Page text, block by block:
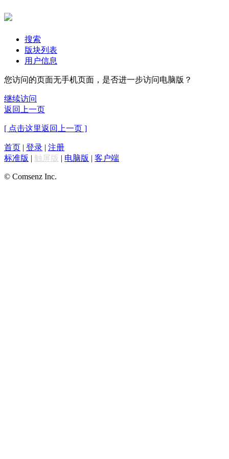
搜索
版块列表
用户信息
您访问的页面无手机页面，是否进一步访问电脑版？
继续访问
返回上一页
[ 点击这里返回上一页 ]
首页 | 登录 | 注册
标准版 | 触屏版 | 电脑版 | 客户端
© Comsenz Inc.